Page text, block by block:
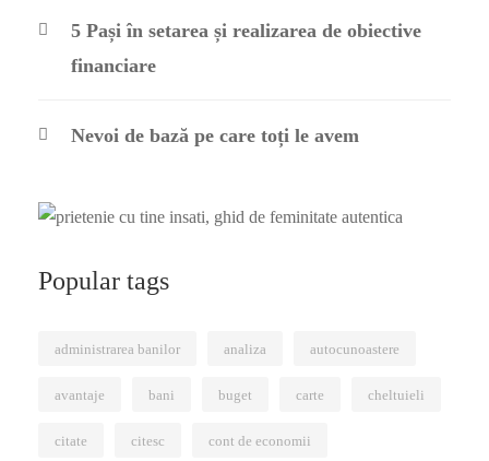
5 Pași în setarea și realizarea de obiective
financiare
Nevoi de bază pe care toți le avem
Popular tags
administrarea banilor analiza autocunoastere
avantaje bani buget carte cheltuieli
citate citesc cont de economii